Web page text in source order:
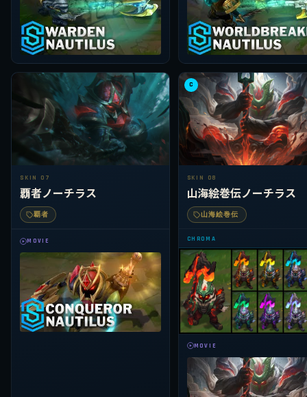
SKIN 07
覇者ノーチラス
覇者
MOVIE
C
SKIN 08
山海絵巻伝ノーチラス
山海絵巻伝
CHROMA
MOVIE